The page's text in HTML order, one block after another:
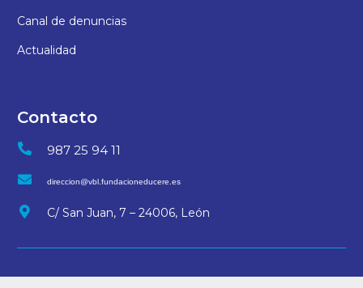
Canal de denuncias
Actualidad
Contacto
987 25 94 11
direccion@vbl.fundacioneducere.es
C/ San Juan, 7 – 24006, León